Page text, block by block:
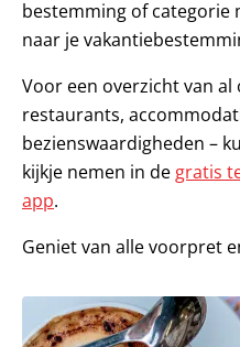
bestemming of categorie
naar je
Voor een overzicht van al
restaurants,
bezienswaardigheden –
kijkje nemen in de gratis
app.
Geniet van alle voorpret